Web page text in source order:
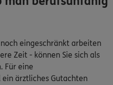
eingeschränkt arbeiten
Zeit - können Sie sich als
Für eine
ärztliches Gutachten